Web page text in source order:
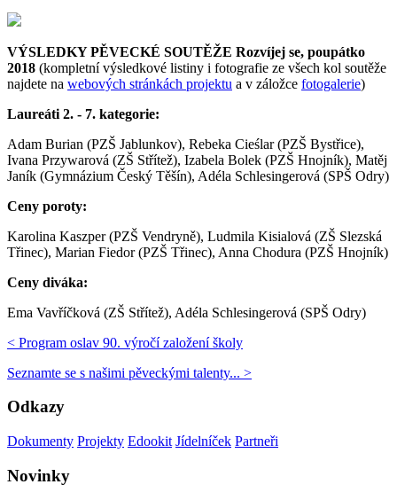
VÝSLEDKY PĚVECKÉ SOUTĚŽE Rozvíjej se, poupátko
2018 (kompletní výsledkové listiny i fotografie ze všech kol soutěže
najdete na webových stránkách projektu a v záložce fotogalerie)
Laureáti 2. - 7. kategorie:
Adam Burian (PZŠ Jablunkov), Rebeka Cieślar (PZŠ Bystřice),
Ivana Przywarová (ZŠ Střítež), Izabela Bolek (PZŠ Hnojník), Matěj
Janík (Gymnázium Český Těšín), Adéla Schlesingerová (SPŠ Odry)
Ceny poroty:
Karolina Kaszper (PZŠ Vendryně), Ludmila Kisialová (ZŠ Slezská
Třinec), Marian Fiedor (PZŠ Třinec), Anna Chodura (PZŠ Hnojník)
Ceny diváka:
Ema Vavříčková (ZŠ Střítež), Adéla Schlesingerová (SPŠ Odry)
< Program oslav 90. výročí založení školy
Seznamte se s našimi pěveckými talenty... >
Odkazy
Dokumenty Projekty Edookit Jídelníček Partneři
Novinky